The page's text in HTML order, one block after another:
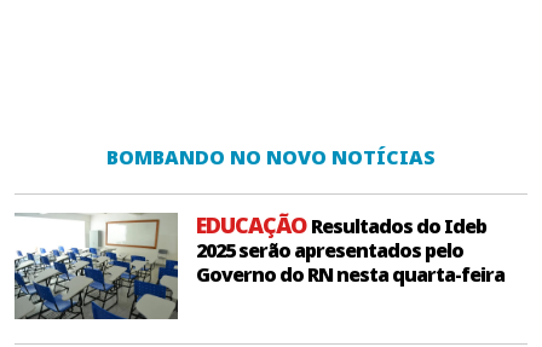
BOMBANDO NO NOVO NOTÍCIAS
EDUCAÇÃOResultados do Ideb
2025 serão apresentados pelo
Governo do RN nesta quarta-feira